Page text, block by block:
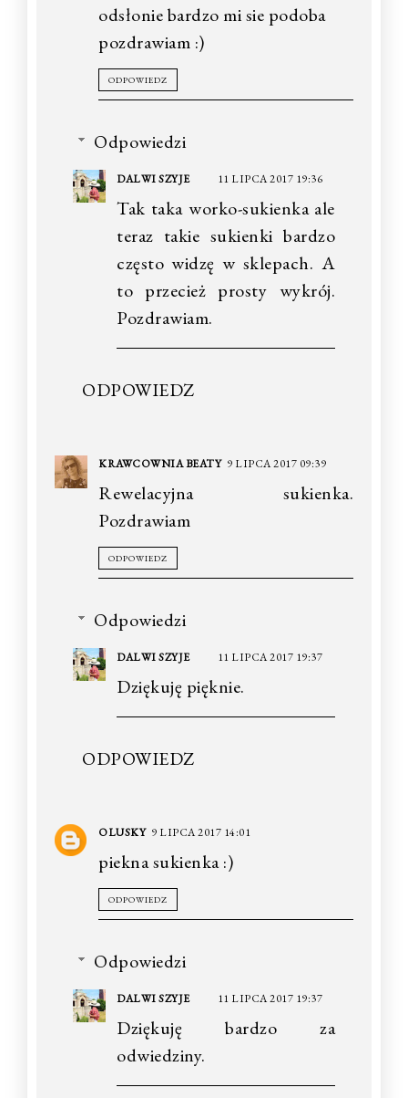
odsłonie bardzo mi sie podoba
pozdrawiam :)
ODPOWIEDZ
Odpowiedzi
DALWI SZYJE 11 LIPCA 2017 19:36
Tak taka worko-sukienka ale
teraz takie sukienki bardzo
często widzę w sklepach. A
to przecież prosty wykrój.
Pozdrawiam.
ODPOWIEDZ
KRAWCOWNIA BEATY 9 LIPCA 2017 09:39
Rewelacyjna sukienka.
Pozdrawiam
ODPOWIEDZ
Odpowiedzi
DALWI SZYJE 11 LIPCA 2017 19:37
Dziękuję pięknie.
ODPOWIEDZ
OLUSKY 9 LIPCA 2017 14:01
piekna sukienka :)
ODPOWIEDZ
Odpowiedzi
DALWI SZYJE 11 LIPCA 2017 19:37
Dziękuję bardzo za
odwiedziny.